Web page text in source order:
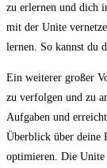
zu erlernen und dich
mit der Unite
lernen. So kannst du
Ein weiterer großer
zu verfolgen und⁣ zu
Aufgaben und
Überblick über deine
optimieren. Die